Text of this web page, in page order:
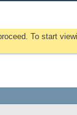
To start